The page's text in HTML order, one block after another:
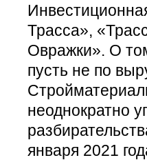
Трасса»,
Овражки». О
пусть не по
неоднократно
января 2021